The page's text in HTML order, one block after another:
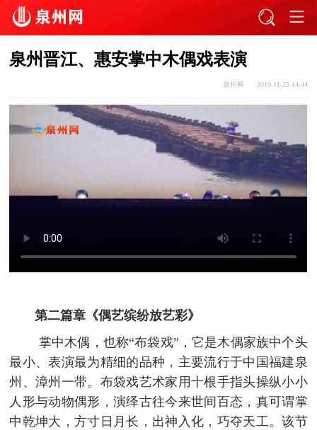
泉州晋江、惠安掌中木偶戏表演
泉州网 2019-11-25 14:44
第二篇章《偶艺缤纷放艺彩》
掌中木偶，也称“布袋戏”，它是木偶家族中个头
最小、表演最为精细的品种，主要流行于中国福建泉
州、漳州一带。布袋戏艺术家用十根手指头操纵小小
人形与动物偶形，演绎古往今来世间百态，真可谓掌
中乾坤大，方寸日月长，出神入化，巧夺天工。该节